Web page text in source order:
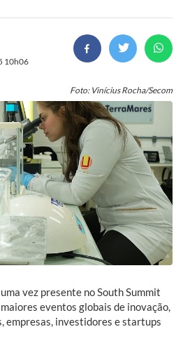
10h06
Foto: Vinícius Rocha/Secom
vez presente no South Summit
eventos globais de inovação,
empresas, investidores e startups